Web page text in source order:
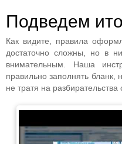
Подведем
Как видите, правила
достаточно сложны, но в
внимательным. Наша
правильно заполнять бланк,
не тратя на разбирательства